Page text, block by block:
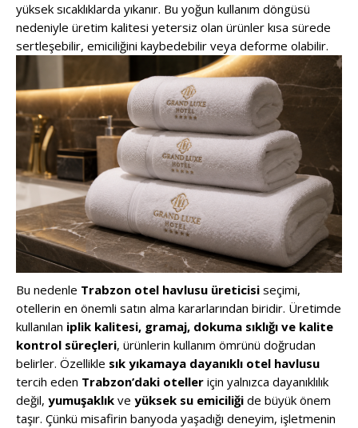
yüksek sıcaklıklarda yıkanır. Bu yoğun kullanım döngüsü
nedeniyle üretim kalitesi yetersiz olan ürünler kısa sürede
sertleşebilir, emiciliğini kaybedebilir veya deforme olabilir.
Bu nedenle Trabzon otel havlusu üreticisi seçimi,
otellerin en önemli satın alma kararlarından biridir. Üretimde
kullanılan iplik kalitesi, gramaj, dokuma sıklığı ve kalite
kontrol süreçleri, ürünlerin kullanım ömrünü doğrudan
belirler. Özellikle sık yıkamaya dayanıklı otel havlusu
tercih eden Trabzon’daki oteller için yalnızca dayanıklılık
değil, yumuşaklık ve yüksek su emiciliği de büyük önem
taşır. Çünkü misafirin banyoda yaşadığı deneyim, işletmenin